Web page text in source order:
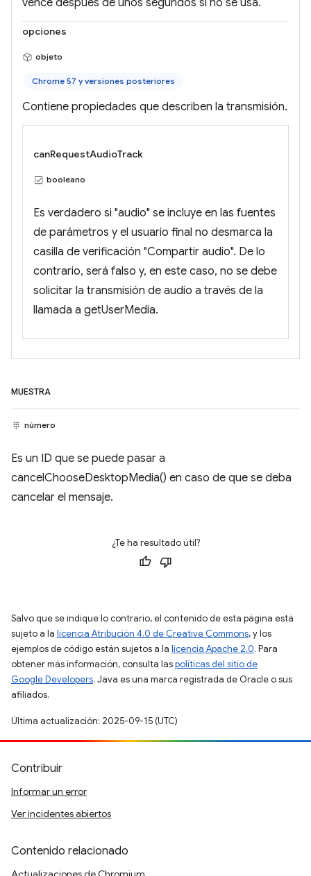
vence después de unos segundos si no se usa.
opciones
objeto
Chrome 57 y versiones posteriores
Contiene propiedades que describen la transmisión.
canRequestAudioTrack
booleano
Es verdadero si "audio" se incluye en las fuentes
de parámetros y el usuario final no desmarca la
casilla de verificación "Compartir audio". De lo
contrario, será falso y, en este caso, no se debe
solicitar la transmisión de audio a través de la
llamada a getUserMedia.
MUESTRA
número
Es un ID que se puede pasar a
cancelChooseDesktopMedia() en caso de que se deba
cancelar el mensaje.
¿Te ha resultado útil?
Salvo que se indique lo contrario, el contenido de esta página está
sujeto a la licencia Atribución 4.0 de Creative Commons, y los
ejemplos de código están sujetos a la licencia Apache 2.0. Para
obtener más información, consulta laspolíticas del sitio de
Google Developers. Java es una marca registrada de Oracle o sus
afiliados.
Última actualización: 2025-09-15 (UTC)
Contribuir
Informar un error
Ver incidentes abiertos
Contenido relacionado